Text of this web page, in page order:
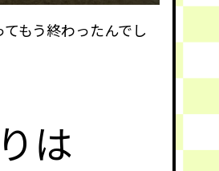
もう終わったんでし
は